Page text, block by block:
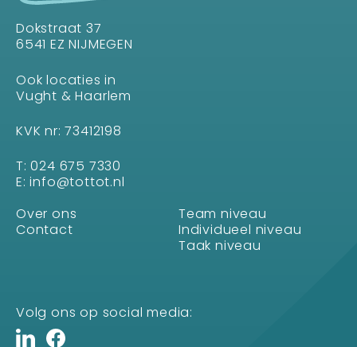
Dokstraat 37
6541 EZ NIJMEGEN
Ook locaties in
Vught & Haarlem
KVK nr: 73412198
T:024 675 7330
E:info@tottot.nl
Over ons
Contact
Team niveau
Individueel niveau
Taak niveau
Volg ons op social media: